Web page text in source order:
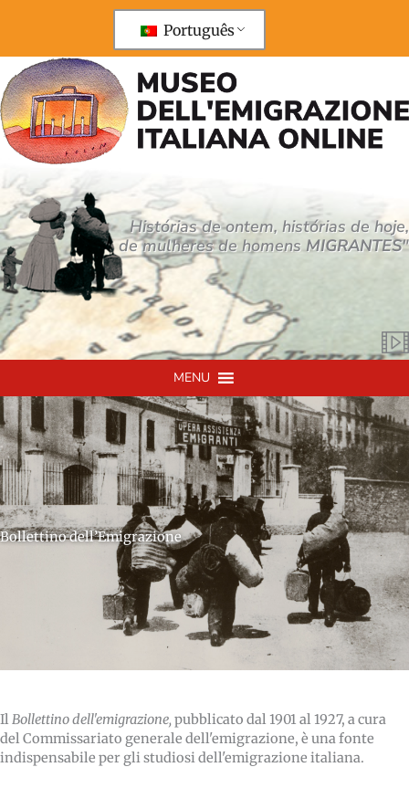
conteúdo
Português
Histórias de ontem, histórias de hoje,
de mulheres de homensMIGRANTES"
MENU
Bollettino dell’Emigrazione
Il Bollettino dell'emigrazione, pubblicato dal 1901 al 1927, a cura
del Commissariato generale dell'emigrazione, è una fonte
indispensabile per gli studiosi dell'emigrazione italiana.